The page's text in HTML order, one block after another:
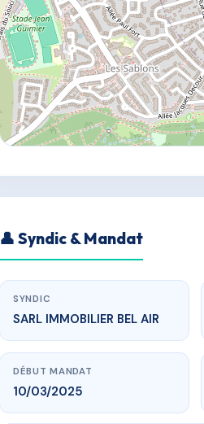
👤 Syndic & Mandat
SYNDIC
SARL IMMOBILIER BEL AIR
DÉBUT MANDAT
10/03/2025